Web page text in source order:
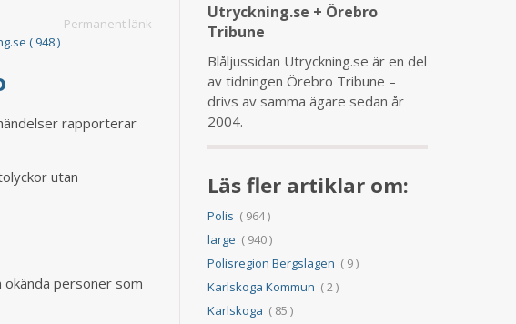
Permanent länk
( 948 )
rapporterar
utan
personer som
Utryckning.se + Örebro
Tribune
Blåljussidan Utryckning.se är en del
av tidningen Örebro Tribune –
drivs av samma ägare sedan år
2004.
Läs fler artiklar om:
Polis ( 964 )
large ( 940 )
Polisregion Bergslagen ( 9 )
Karlskoga Kommun ( 2 )
Karlskoga ( 85 )